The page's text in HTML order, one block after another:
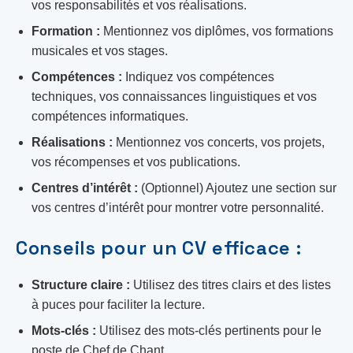
vos responsabilités et vos réalisations.
Formation : Mentionnez vos diplômes, vos formations
musicales et vos stages.
Compétences : Indiquez vos compétences
techniques, vos connaissances linguistiques et vos
compétences informatiques.
Réalisations : Mentionnez vos concerts, vos projets,
vos récompenses et vos publications.
Centres d’intérêt : (Optionnel) Ajoutez une section sur
vos centres d’intérêt pour montrer votre personnalité.
Conseils pour un CV efficace :
Structure claire : Utilisez des titres clairs et des listes
à puces pour faciliter la lecture.
Mots-clés : Utilisez des mots-clés pertinents pour le
poste de Chef de Chant.